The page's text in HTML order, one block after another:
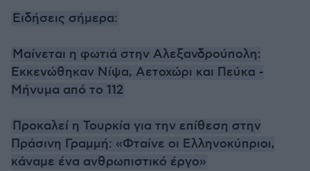
Ειδήσεις σήμερα:
Μαίνεται η φωτιά στην Αλεξανδρούπολη:
Εκκενώθηκαν Νίψα, Αετοχώρι και Πεύκα -
Μήνυμα από το 112
Προκαλεί η Τουρκία για την επίθεση στην
Πράσινη Γραμμή: «Φταίνε οι Ελληνοκύπριοι,
κάναμε ένα ανθρωπιστικό έργο»